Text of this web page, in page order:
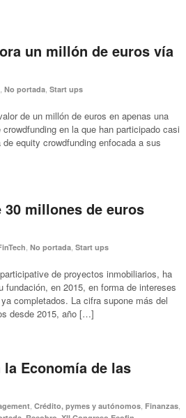
un millón de euros vía
No portada Start ups
de un millón de euros en apenas una
en la que han participado casi
equity crowdfunding enfocada a sus
30 millones de euros
, No portada, Start ups
de proyectos inmobiliarios, ha
fundación, en 2015, en forma de intereses
completados. La cifra supone más del
desde 2015, año […]
Economía de las
Crédito, pymes y autónomos Finanzas